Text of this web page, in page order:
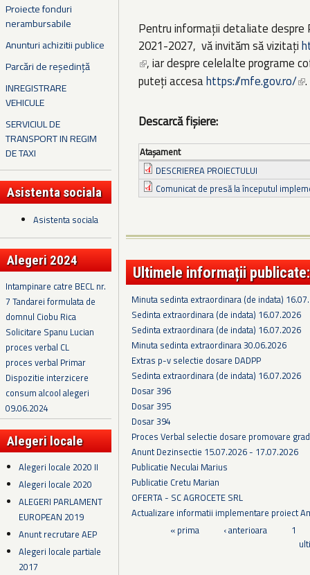
Proiecte fonduri
nerambursabile
Anunturi achizitii publice
Parcări de reședință
INREGISTRARE
VEHICULE
SERVICIUL DE
TRANSPORT IN REGIM
DE TAXI
Asistenta sociala
Asistenta sociala
Alegeri 2024
Intampinare catre BECL nr.
7 Tandarei formulata de
domnul Ciobu Rica
Solicitare Spanu Lucian
proces verbal CL
proces verbal Primar
Dispozitie interzicere
consum alcool alegeri
09.06.2024
Alegeri locale
Alegeri locale 2020 II
Alegeri locale 2020
ALEGERI PARLAMENT
EUROPEAN 2019
Anunt recrutare AEP
Alegeri locale partiale
2017
Pentru informații detaliate despre
2021-2027, vă invităm să vizitați
(link is external)
, iar despre celelalte programe
puteți accesahttps://mfe.gov.ro/ .
Descarcă fișiere:
Ataşament
DESCRIEREA PROIECTULUI
Comunicat de presă la începutul
Ultimele informații publicate:
Minuta sedinta extraordinara (de indata)
Sedinta extraordinara (de indata) 16.07.2026
Sedinta extraordinara (de indata) 16.07.2026
Minuta sedinta extraordinara 30.06.2026
Extras p-v selectie dosare DADPP
Sedinta extraordinara (de indata) 16.07.2026
Dosar 396
Dosar 395
Dosar 394
Proces Verbal selectie dosare promovare
Anunt Dezinsectie 15.07.2026 - 17.07.2026
Publicatie Neculai Marius
Publicatie Cretu Marian
OFERTA - SC AGROCETE SRL
Actualizare informatii implementare proiect
Pagini« prima ‹ anterioara
1